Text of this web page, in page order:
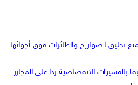
تحليق الصواريخ والطائرات فوق أجوائها
بالمسيرات الانقضاضية ردا على المجازر